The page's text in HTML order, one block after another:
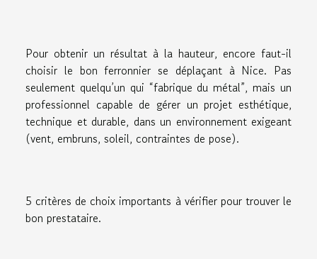
Pour obtenir un résultat à la hauteur, encore faut-il
choisir le bon ferronnier se déplaçant à Nice. Pas
seulement quelqu’un qui “fabrique du métal”, mais un
professionnel capable de gérer un projet esthétique,
technique et durable, dans un environnement exigeant
(vent, embruns, soleil, contraintes de pose).
5 critères de choix importants à vérifier pour trouver le
bon prestataire.